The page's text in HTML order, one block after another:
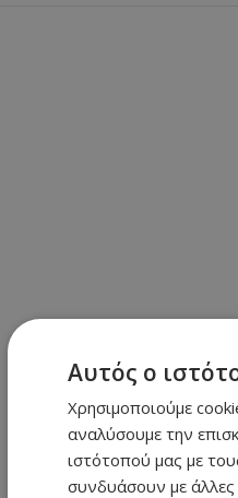
Αυτός ο
Χρησιμοποιούμε
αναλύσουμε την
ιστότοπού μας με
συνδυάσουν με